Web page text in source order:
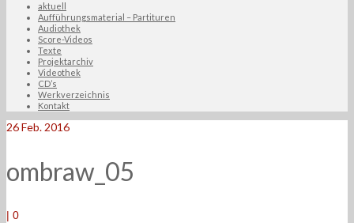
aktuell
Aufführungsmaterial – Partituren
Audiothek
Score-Videos
Texte
Projektarchiv
Videothek
CD’s
Werkverzeichnis
Kontakt
26Feb. 2016
ombraw_05
| 0